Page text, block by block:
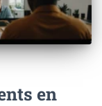
en